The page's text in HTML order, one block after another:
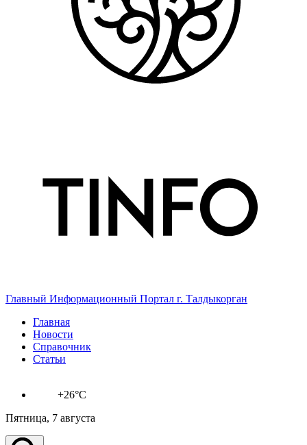
Главный Информационный Портал г. Талдыкорган
Главная
Новости
Справочник
Статьи
+26°C
Пятница, 7 августа